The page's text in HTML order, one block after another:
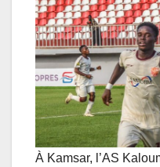
À Kamsar, l’AS